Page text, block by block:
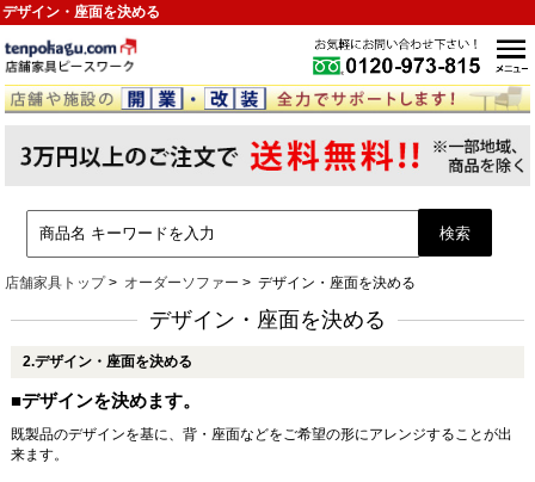
デザイン・座面を決める
店舗家具トップ オーダーソファー デザイン・座面を決める
デザイン・座面を決める
2.デザイン・座面を決める
■デザインを決めます。
既製品のデザインを基に、背・座面などをご希望の形にアレンジすることが出
来ます。